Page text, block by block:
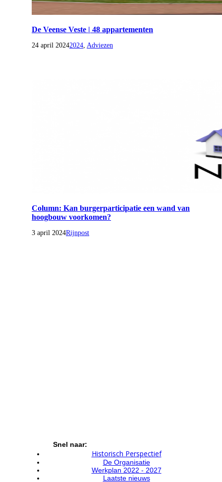
De Veense Veste | 48 appartementen
24 april 20242024, Adviezen
Column: Kan burgerparticipatie een wand van
hoogbouw voorkomen?
3 april 2024Rijnpost
Snel naar:
Historisch Perspectief
De Organisatie
Werkplan 2022 - 2027
Laatste nieuws